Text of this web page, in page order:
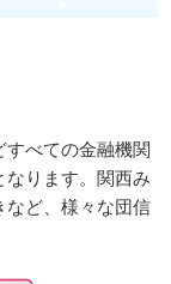
べての金融機関
ります。関西み
など、様々な団信